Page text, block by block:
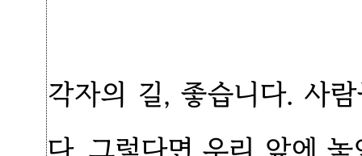
각자의 길, 좋습니다. 사